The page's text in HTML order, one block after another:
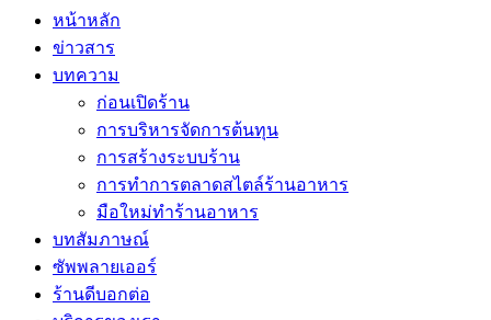
หน้าหลัก
ข่าวสาร
บทความ
ก่อนเปิดร้าน
การบริหารจัดการต้นทุน
การสร้างระบบร้าน
การทำการตลาดสไตล์ร้านอาหาร
มือใหม่ทำร้านอาหาร
บทสัมภาษณ์
ซัพพลายเออร์
ร้านดีบอกต่อ